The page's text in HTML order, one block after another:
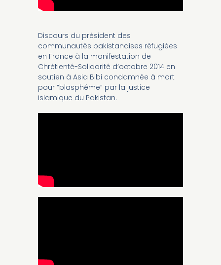
Discours du président des
communautés pakistanaises réfugiées
en France à la manifestation de
Chrétienté-Solidarité d’octobre 2014 en
soutien à Asia Bibi condamnée à mort
pour “blasphéme” par la justice
islamique du Pakistan.